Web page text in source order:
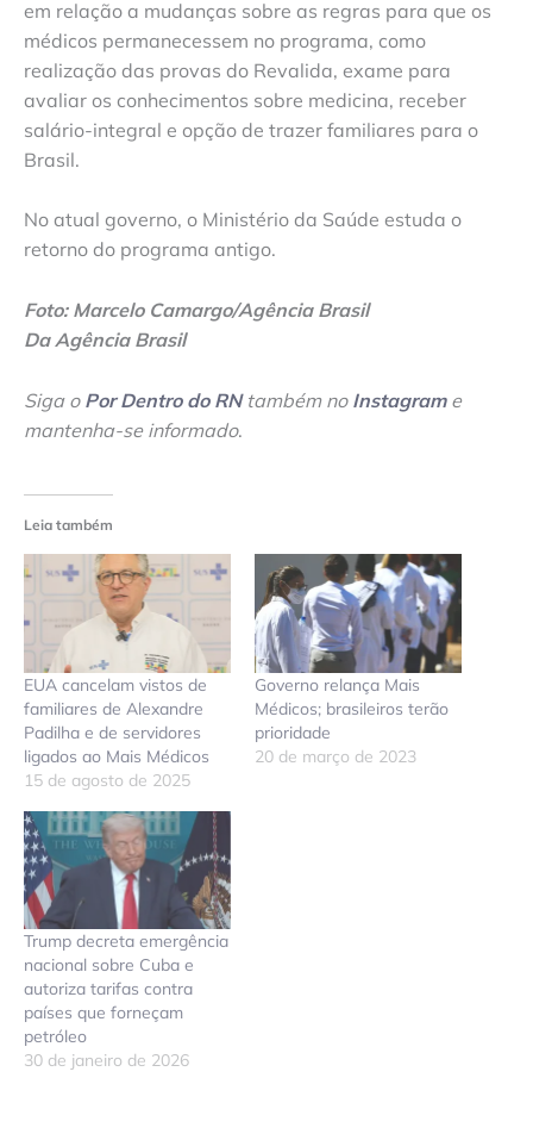
em relação a mudanças sobre as regras para que os
médicos permanecessem no programa, como
realização das provas do Revalida, exame para
avaliar os conhecimentos sobre medicina, receber
salário-integral e opção de trazer familiares para o
Brasil.
No atual governo, o Ministério da Saúde estuda o
retorno do programa antigo.
Foto: Marcelo Camargo/Agência Brasil
Da Agência Brasil
Siga o Por Dentro do RNtambém no Instagrame
mantenha-se informado.
Leia também
EUA cancelam vistos de
familiares de Alexandre
Padilha e de servidores
ligados ao Mais Médicos
15 de agosto de 2025
Governo relança Mais
Médicos; brasileiros terão
prioridade
20 de março de 2023
Trump decreta emergência
nacional sobre Cuba e
autoriza tarifas contra
países que forneçam
petróleo
30 de janeiro de 2026